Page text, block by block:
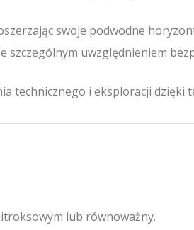
swoje podwodne
uwzględnieniem
technicznego i eksploracji dzięki
lub równoważny.